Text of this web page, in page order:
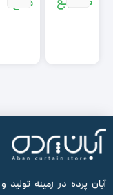
آبان پرده در زمینه